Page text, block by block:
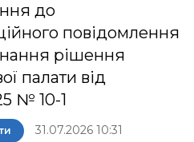
до
повідомлення
рішення
палати від
№ 10-1
31.07.2026 10:31